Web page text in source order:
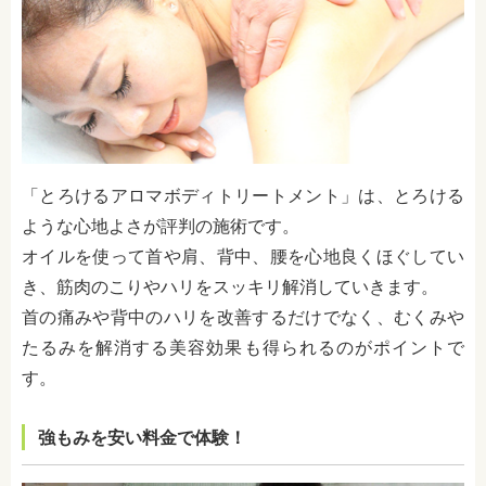
「とろけるアロマボディトリートメント」は、とろける
ような心地よさが評判の施術です。
オイルを使って首や肩、背中、腰を心地良くほぐしてい
き、筋肉のこりやハリをスッキリ解消していきます。
首の痛みや背中のハリを改善するだけでなく、むくみや
たるみを解消する美容効果も得られるのがポイントで
す。
強もみを安い料金で体験！